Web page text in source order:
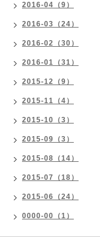
2016-04（9）
2016-03（24）
2016-02（30）
2016-01（31）
2015-12（9）
2015-11（4）
2015-10（3）
2015-09（3）
2015-08（14）
2015-07（18）
2015-06（24）
0000-00（1）